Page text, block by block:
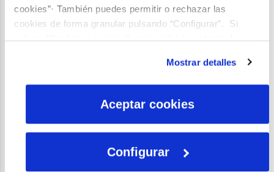
cookies”· También puedes permitir o rechazar las
cookies de forma granular pulsando “Configurar”. Si
pulsas “Rechazar cookies”, equivaldrá a rechazar la
son indispensables para que el sitio web funcione y que
por tanto no se pueden desactivar. Puedes consultar
Política de Cookies
Mostrar detalles
Aceptar cookies
Configurar
Posts del autor